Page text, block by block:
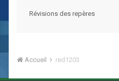
Révisions des repères
Accueil red1203